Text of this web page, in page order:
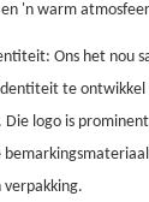
'n warm
Ons het nou
te
Die logo is
verpakking.